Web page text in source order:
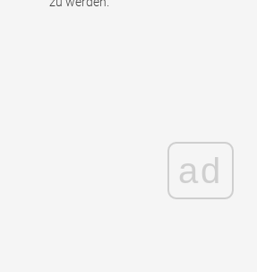
ad